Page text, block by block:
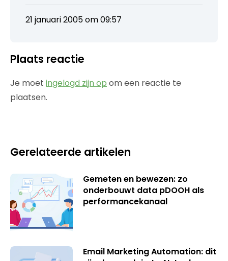
21 januari 2005 om 09:57
Plaats reactie
Je moet ingelogd zijn op om een reactie te
plaatsen.
Gerelateerde artikelen
Gemeten en bewezen: zo
onderbouwt data pDOOH als
performancekanaal
Email Marketing Automation: dit